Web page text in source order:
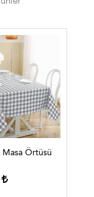
Masa Örtüsü